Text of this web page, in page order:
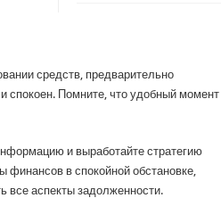
средств, предварительно
спокоен. Помните, что удобный момент
и выработайте стратегию
в спокойной обстановке,
все аспекты задолженности.